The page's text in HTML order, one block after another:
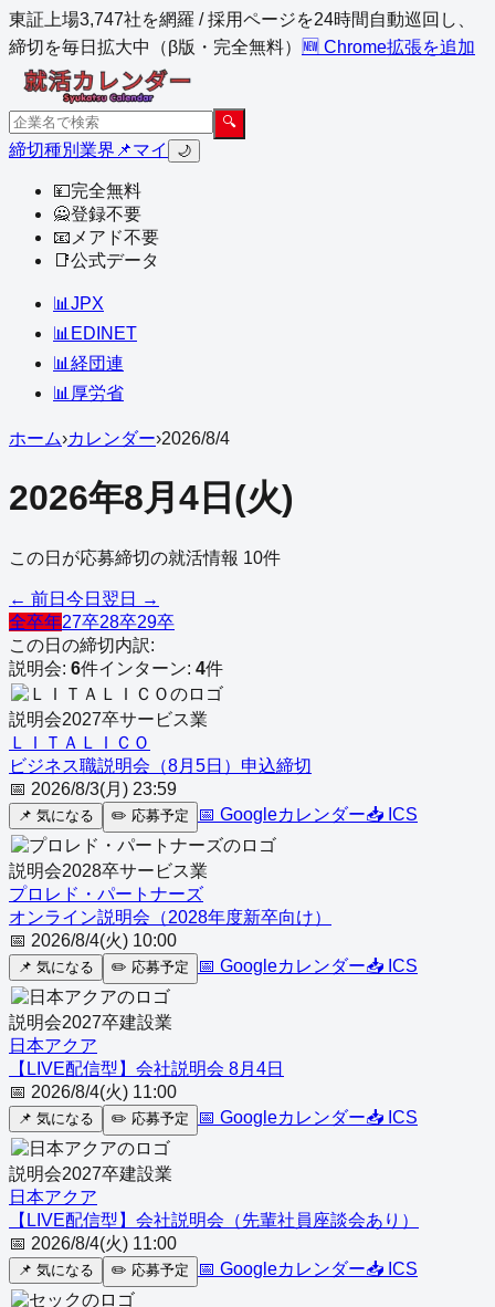
東証上場3,747社を網羅 / 採用ページを24時間自動巡回し、
締切を毎日拡大中（β版・完全無料）
🆕 Chrome拡張を追加
🔍
締切種別 業界 📌マイ 🌙
💴完全無料
🙅登録不要
📧 メアド不要
📑公式データ
📊 JPX
📊 EDINET
📊 経団連
📊 厚労省
ホーム›カレンダー›2026/8/4
2026年8月 4 日 (火)
この日が応募締切の就活情報 10件
← 前日 今日 翌日 →
全卒年27卒28卒29卒
この日の締切内訳:
説明会: 6件インターン: 4件
説明会2027卒サービス業
ＬＩＴＡＬＩＣＯ
ビジネス職説明会（8月5日）申込締切
📅 2026/8/3(月) 23:59
📌 気になる ✏️ 応募予定 📅 Googleカレンダー📥 ICS
説明会2028卒サービス業
プロレド・パートナーズ
オンライン説明会（2028年度新卒向け）
📅 2026/8/4(火) 10:00
📌 気になる ✏️ 応募予定 📅 Googleカレンダー📥 ICS
説明会2027卒建設業
日本アクア
【LIVE配信型】会社説明会 8月4日
📅 2026/8/4(火) 11:00
📌 気になる ✏️ 応募予定 📅 Googleカレンダー📥 ICS
説明会2027卒建設業
日本アクア
【LIVE配信型】会社説明会（先輩社員座談会あり）
📅 2026/8/4(火) 11:00
📌 気になる ✏️ 応募予定 📅 Googleカレンダー📥 ICS